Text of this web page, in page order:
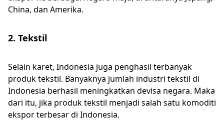
China, dan Amerika.
2. Tekstil
Selain karet, Indonesia juga penghasil terbanyak
produk tekstil. Banyaknya jumlah industri tekstil di
Indonesia berhasil meningkatkan devisa negara. Maka
dari itu, jika produk tekstil menjadi salah satu komoditi
ekspor terbesar di Indonesia.